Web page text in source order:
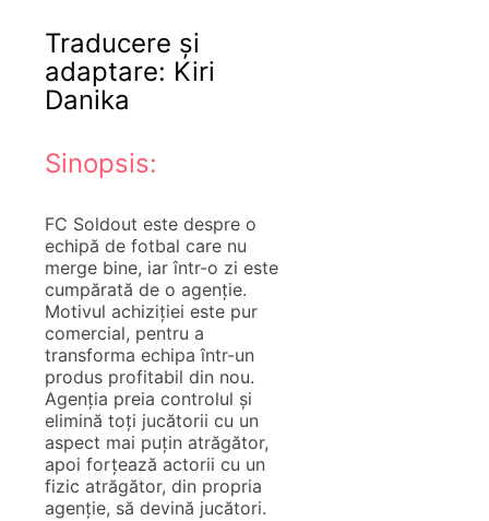
Traducere și
adaptare: Kiri
Danika
Sinopsis:
FC Soldout este despre o
echipă de fotbal care nu
merge bine, iar într-o zi este
cumpărată de o agenție.
Motivul achiziției este pur
comercial, pentru a
transforma echipa într-un
produs profitabil din nou.
Agenția preia controlul și
elimină toți jucătorii cu un
aspect mai puțin atrăgător,
apoi forțează actorii cu un
fizic atrăgător, din propria
agenție, să devină jucători.